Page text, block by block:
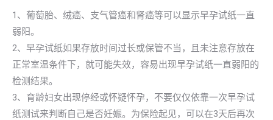
1、葡萄胎、绒癌、支气管癌和肾癌等可以显示早孕试纸一直
弱阳。
2、早孕试纸如果存放时间过长或保管不当，且未注意存放在
正常室温条件下，就可能失效，容易出现早孕试纸一直弱阳的
检测结果。
3、育龄妇女出现停经或怀疑怀孕，不要仅仅依靠一次早孕试
纸测试来判断自己是否妊娠。为保险起见，可以在3天后再次